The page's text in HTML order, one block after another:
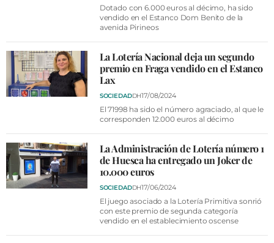
Dotado con 6.000 euros al décimo, ha sido
vendido en el Estanco Dom Benito de la
avenida Pirineos
La Lotería Nacional deja un segundo
premio en Fraga vendido en el Estanco
Lax
SOCIEDADDH17/08/2024
El 71998 ha sido el número agraciado, al que le
corresponden 12.000 euros al décimo
La Administración de Lotería número 1
de Huesca ha entregado un Joker de
10.000 euros
SOCIEDADDH17/06/2024
El juego asociado a la Lotería Primitiva sonrió
con este premio de segunda categoría
vendido en el establecimiento oscense